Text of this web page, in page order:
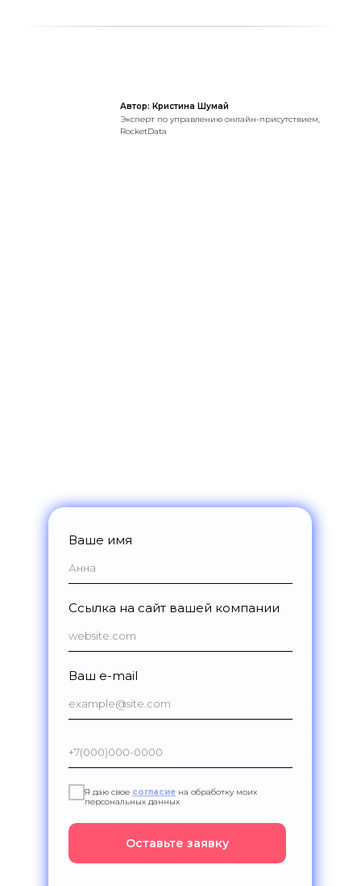
Автор: Кристина Шумай
Эксперт по управлению онлайн-присутствием,
RocketData
Ваше имя
Ссылка на сайт вашей компании
Ваш e-mail
Я даю свое согласие на обработку моих
персональных данных
Оставьте заявку